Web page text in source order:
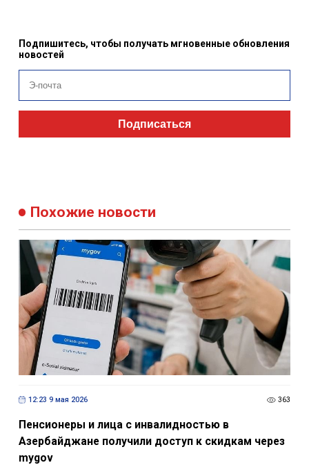
Подпишитесь, чтобы получать мгновенные обновления
новостей
Подписаться
Похожие новости
12:23 9 мая 2026 363
Пенсионеры и лица с инвалидностью в
Азербайджане получили доступ к скидкам через
mygov